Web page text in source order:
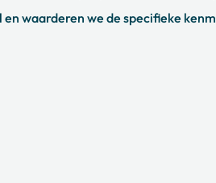
waarderen we de specifieke